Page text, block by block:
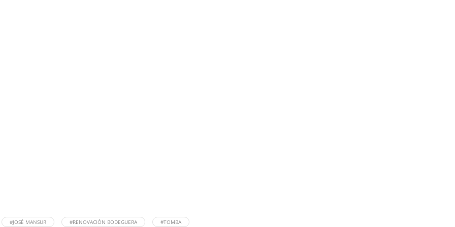
#JOSÉ MANSUR #RENOVACIÓN BODEGUERA #TOMBA